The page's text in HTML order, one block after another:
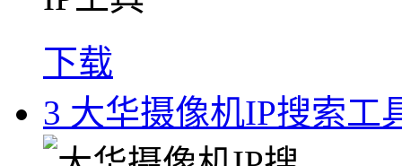
下载
3 大华摄像机IP搜索工